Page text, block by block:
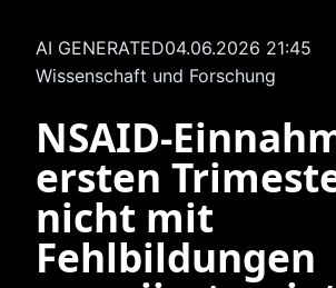
AI GENERATED04.06.2026 21:45
Wissenschaft und Forschung
NSAID-
ersten
nicht mit
Fehlbildungen